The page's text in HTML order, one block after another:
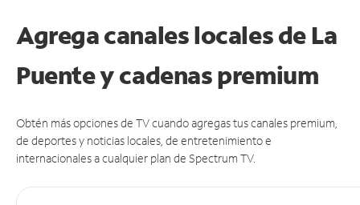
Agrega canales locales de La
Puente y cadenas premium
Obtén más opciones de TV cuando agregas tus canales premium,
de deportes y noticias locales, de entretenimiento e
internacionales a cualquier plan de Spectrum TV.